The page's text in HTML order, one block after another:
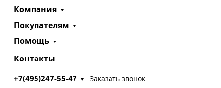
Компания
Покупателям
Помощь
Контакты
+7(495)247-55-47 Заказать звонок